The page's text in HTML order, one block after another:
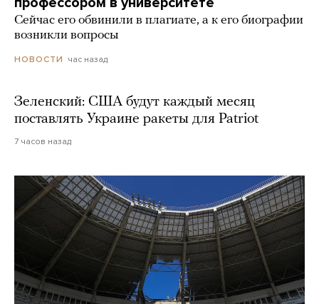
Сейчас его обвинили в плагиате, а к его биографии
возникли вопросы
НОВОСТИ час назад
Зеленский: США будут каждый месяц
поставлять Украине ракеты для Patriot
7 часов назад